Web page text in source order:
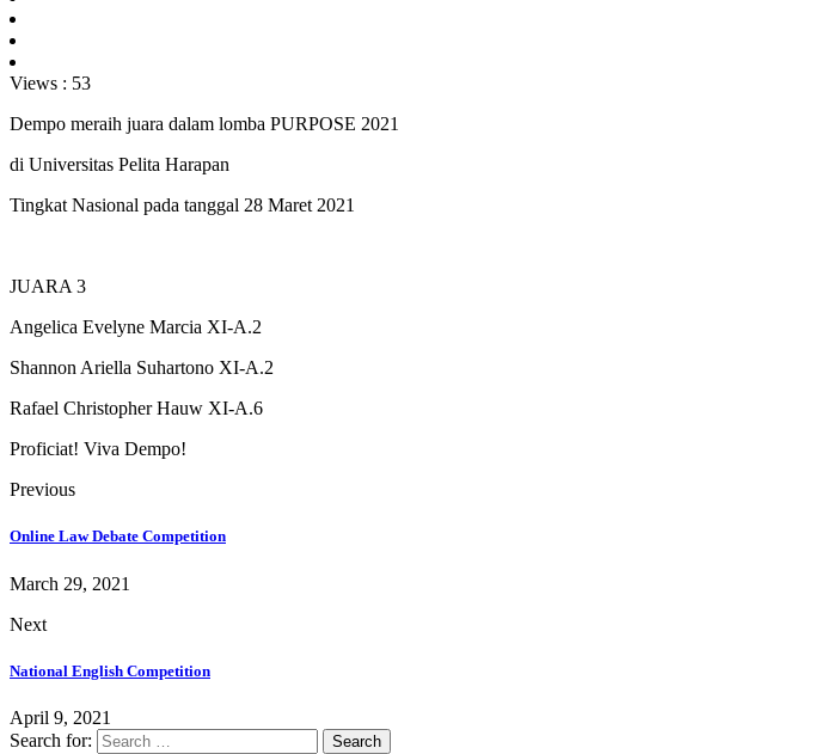
Views : 53
Dempo meraih juara dalam lomba PURPOSE 2021
di Universitas Pelita Harapan
Tingkat Nasional pada tanggal 28 Maret 2021
JUARA 3
Angelica Evelyne Marcia XI-A.2
Shannon Ariella Suhartono XI-A.2
Rafael Christopher Hauw XI-A.6
Proficiat! Viva Dempo!
Previous
Online Law Debate Competition
March 29, 2021
Next
National English Competition
April 9, 2021
Search for: